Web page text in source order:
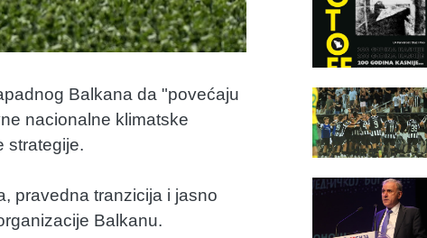
Balkana da "povećaju
nacionalne klimatske
strategije.
pravedna tranzicija i jasno
Balkanu.